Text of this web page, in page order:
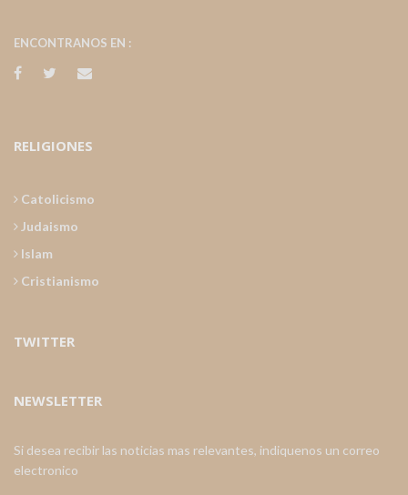
ENCONTRANOS EN :
RELIGIONES
Catolicismo
Judaismo
Islam
Cristianismo
TWITTER
NEWSLETTER
Si desea recibir las noticias mas relevantes, indiquenos un correo
electronico